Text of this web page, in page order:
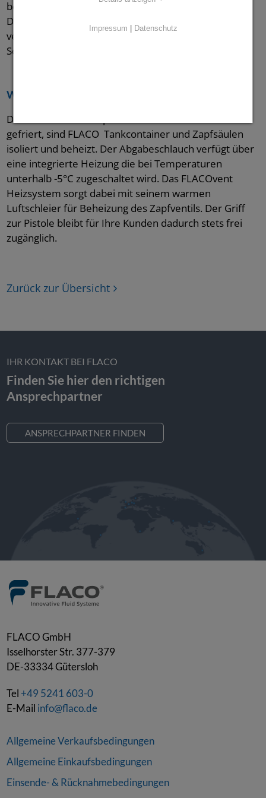
bestehender FLACO-LKW-Tankcontainer eingesetzt.
Dabei wird sie über eine Druckleitung mit Medium
versorgt.
Sehen Sie hierzu diese
Winterbetrieb
Da AdBlue® bei Temperaturen unterhalb -11°C
gefriert, sind FLACO Tankcontainer und Zapfsäulen
isoliert und beheizt. Der Abgabeschlauch verfügt über
eine integrierte Heizung die bei Temperaturen
unterhalb -5°C zugeschaltet wird. Das FLACOvent
Heizsystem sorgt dabei mit seinem warmen
Luftschleier für Beheizung des Zapfventils. Der Griff
zur Pistole bleibt für Ihre Kunden dadurch stets frei
zugänglich.
Zurück zur Übersicht
IHR KONTAKT BEI FLACO
Finden Sie hier den richtigen
Ansprechpartner
ANSPRECHPARTNER FINDEN
FLACO GmbH
Isselhorster Str. 377-379
DE-33334Gütersloh
Tel +49 5241 603-0
E-Mail info@flaco.de
Allgemeine Verkaufsbedingungen
Allgemeine Einkaufsbedingungen
Einsende- & Rücknahmebedingungen
Impressum Datenschutz